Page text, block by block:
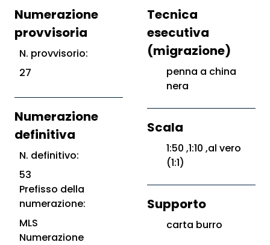
Numerazione
provvisoria
N. provvisorio:
27
Numerazione
definitiva
N. definitivo:
53
Prefisso della
numerazione:
MLS
Numerazione
Tecnica
esecutiva
(migrazione)
penna a china
nera
Scala
1:50 ,1:10 ,al vero
(1:1)
Supporto
carta burro